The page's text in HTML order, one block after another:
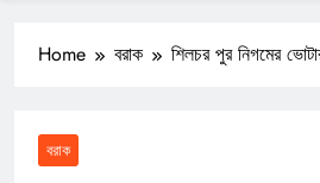
Home বরাক শিলচর পুর নিগমের
বরাক